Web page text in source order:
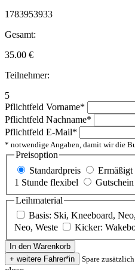
1783953933
Gesamt:
35.00 €
Teilnehmer:
5
Pflichtfeld Vorname*
Pflichtfeld Nachname*
Pflichtfeld E-Mail*
* notwendige Angaben, damit wir die
Preisoption
Standardpreis
1 Stunde flexibel
Gutschein
Leihmaterial
Basis: Ski, Kneeboard,
Neo, Weste
Kicker:
Spare